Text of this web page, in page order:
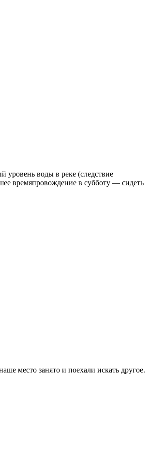
воды в реке (следствие
времяпровождение в субботу — сидеть
место занято и поехали искать другое.